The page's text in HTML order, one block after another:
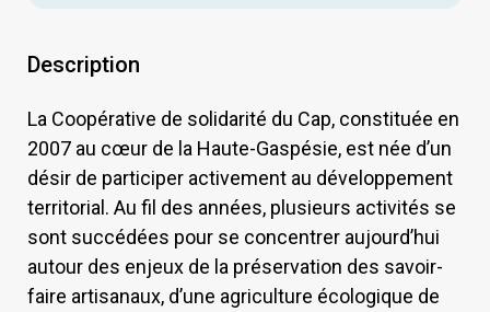
Description
La Coopérative de solidarité du Cap, constituée en
2007 au cœur de la Haute-Gaspésie, est née d’un
désir de participer activement au développement
territorial. Au fil des années, plusieurs activités se
sont succédées pour se concentrer aujourd’hui
autour des enjeux de la préservation des savoir-
faire artisanaux, d’une agriculture écologique de